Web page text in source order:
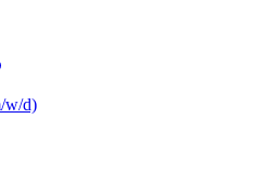
w/d)